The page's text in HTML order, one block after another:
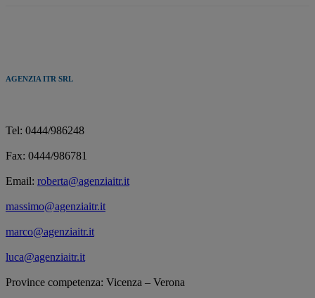
AGENZIA ITR SRL
Tel: 0444/986248
Fax: 0444/986781
Email: roberta@agenziaitr.it
massimo@agenziaitr.it
marco@agenziaitr.it
luca@agenziaitr.it
Province competenza: Vicenza – Verona